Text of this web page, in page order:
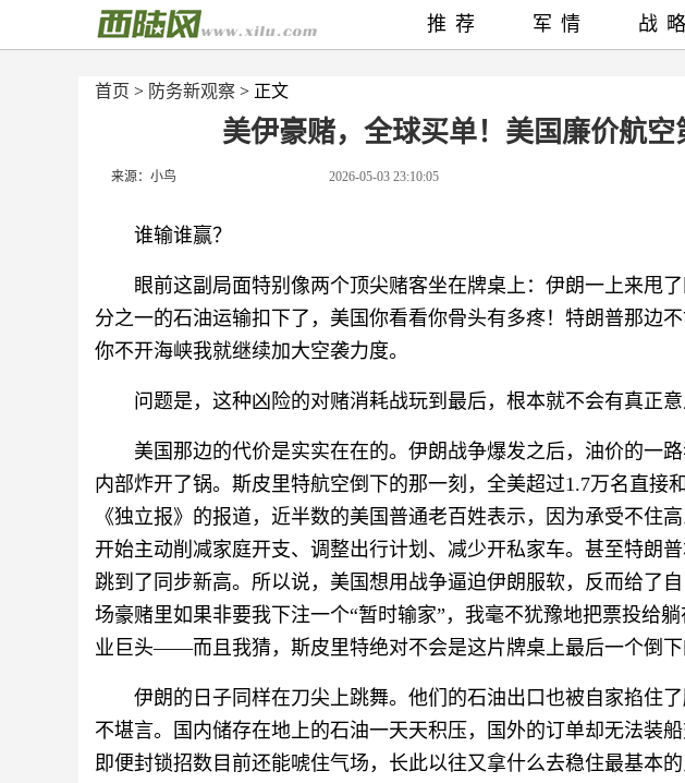
首页 > 防务新观察 > 正文
美伊豪赌，全球买单！美国廉价航空
来源：小鸟 2026-05-03 23:10:05
谁输谁赢？
眼前这副局面特别像两个顶尖赌客坐在牌桌上：伊朗一上来甩
分之一的石油运输扣下了，美国你看看你骨头有多疼！特朗普那边
你不开海峡我就继续加大空袭力度。
问题是，这种凶险的对赌消耗战玩到最后，根本就不会有真正意
美国那边的代价是实实在在的。伊朗战争爆发之后，油价的一
内部炸开了锅。斯皮里特航空倒下的那一刻，全美超过1.7万名直接
《独立报》的报道，近半数的美国普通老百姓表示，因为承受不住
开始主动削减家庭开支、调整出行计划、减少开私家车。甚至特朗
跳到了同步新高。所以说，美国想用战争逼迫伊朗服软，反而给了
场豪赌里如果非要我下注一个“暂时输家”，我毫不犹豫地把票投给
业巨头——而且我猜，斯皮里特绝对不会是这片牌桌上最后一个倒下
伊朗的日子同样在刀尖上跳舞。他们的石油出口也被自家掐住
不堪言。国内储存在地上的石油一天天积压，国外的订单却无法装
即便封锁招数目前还能唬住气场，长此以往又拿什么去稳住最基本的
推荐 军情 战略